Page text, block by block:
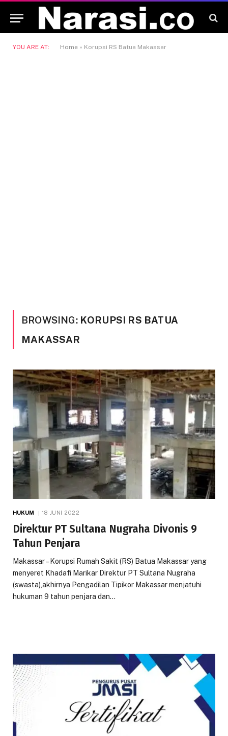
YOU ARE AT: Home » Korupsi RS Batua Makassar
BROWSING: KORUPSI RS BATUA
MAKASSAR
HUKUM 18 JUNI 2022
Direktur PT Sultana Nugraha Divonis 9
Tahun Penjara
Makassar – Korupsi Rumah Sakit (RS) Batua Makassar yang
menyeret Khadafi Marikar Direktur PT Sultana Nugraha
(swasta),akhirnya Pengadilan Tipikor Makassar menjatuhi
hukuman 9 tahun penjara dan…